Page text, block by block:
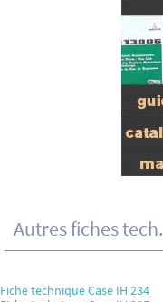
Autres fiches tech.
Fiche technique Case IH 234